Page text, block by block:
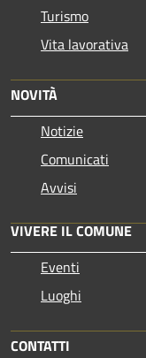
Turismo
Vita lavorativa
NOVITÀ
Notizie
Comunicati
Avvisi
VIVERE IL COMUNE
Eventi
Luoghi
CONTATTI